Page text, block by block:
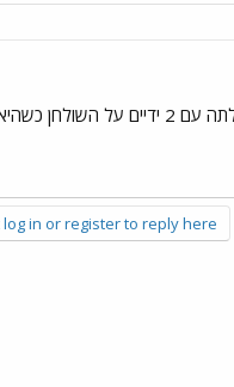
הנחתי רימון על השולחן שבסלון והיא ישר קלטה משהו חדש וכסקרנית מדרגה ראשונה שכל דבר חדש היא חייבת לדעת ישר
in or register to reply here.